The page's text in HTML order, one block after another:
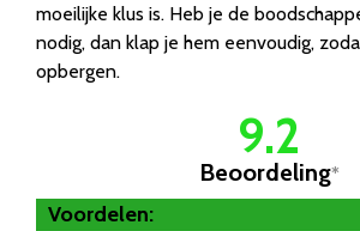
moeilijke klus is. Heb je de
nodig, dan klap je hem eenvoudig,
opbergen.
9.2
Beoordeling*
Voordelen: